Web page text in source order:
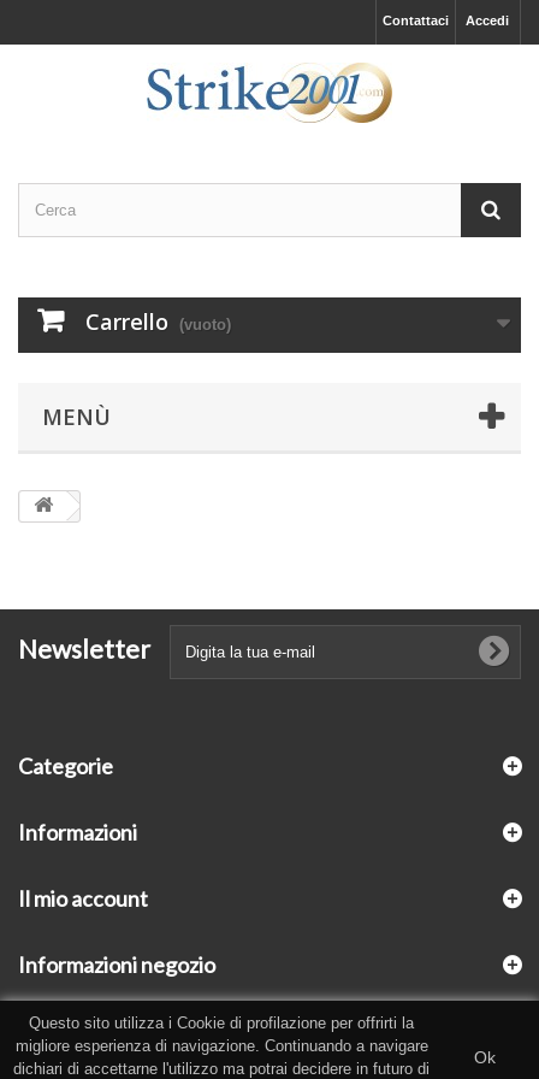
Accedi
Contattaci
Carrello (vuoto)
MENÙ
Newsletter
Categorie
Informazioni
Il mio account
Informazioni negozio
Questo sito utilizza i Cookie di profilazione per offrirti la
migliore esperienza di navigazione. Continuando a navigare
dichiari di accettarne l'utilizzo ma potrai decidere in futuro di
Ok